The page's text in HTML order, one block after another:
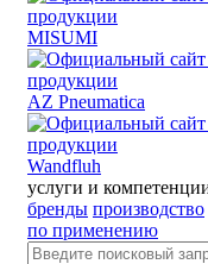
MISUMI
AZ Pneumatica
Wandfluh
услуги и
бренды производство
по применению